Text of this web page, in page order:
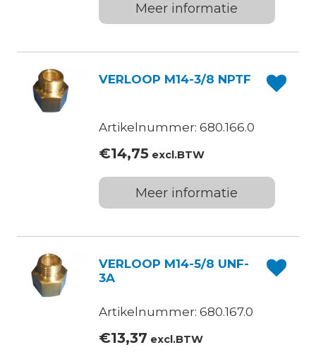
Meer informatie
VERLOOP M14-3/8 NPTF
Artikelnummer: 680.166.0
€14,75excl.BTW
Meer informatie
VERLOOP M14-5/8 UNF-
3A
Artikelnummer: 680.167.0
€13,37 excl.BTW